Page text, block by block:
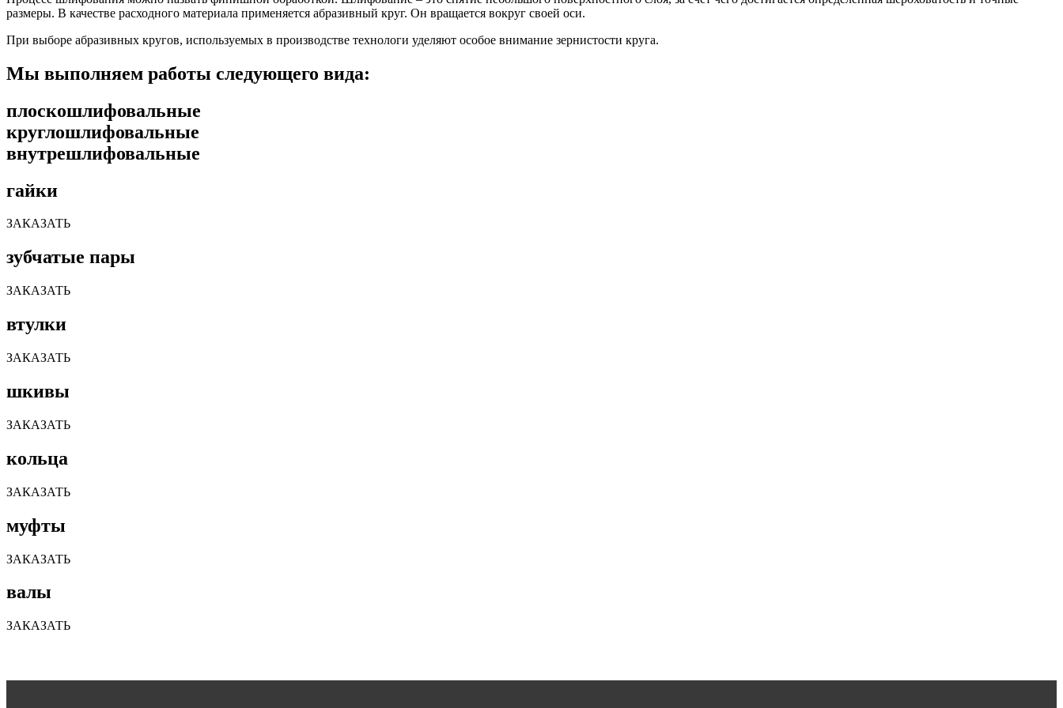
размеры. В качестве расходного материала применяется абразивный круг. Он вращается вокруг своей оси.
При выборе абразивных кругов, используемых в производстве технологи уделяют особое внимание зернистости круга.
Мы выполняем работы следующего вида:
плоскошлифовальные
круглошлифовальные
внутрешлифовальные
гайки
ЗАКАЗАТЬ
зубчатые пары
ЗАКАЗАТЬ
втулки
ЗАКАЗАТЬ
шкивы
ЗАКАЗАТЬ
кольца
ЗАКАЗАТЬ
муфты
ЗАКАЗАТЬ
валы
ЗАКАЗАТЬ